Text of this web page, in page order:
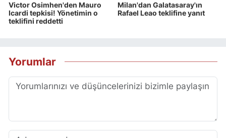
Victor Osimhen'den Mauro
Icardi tepkisi! Yönetimin o
teklifini reddetti
Milan'dan Galatasaray'ın
Rafael Leao teklifine yanıt
Yorumlar